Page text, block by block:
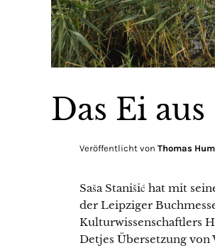
Das Ei
Veröffentlicht von Thomas
Saša Stanišić hat mit
der Leipziger
Kulturwissenschaftlers
Detjes Übersetzung von